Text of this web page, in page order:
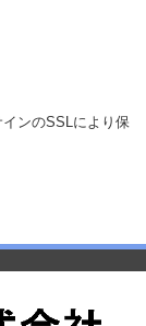
ル
ンのSSLにより保